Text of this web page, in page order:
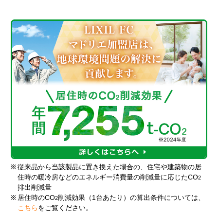
※ 従来品から当該製品に置き換えた場合の、住宅や建築物の居
住時の暖冷房などのエネルギー消費量の削減量に応じたCO2
排出削減量
※ 居住時のCO2削減効果（1台あたり）の算出条件については、
こちら をご覧ください。